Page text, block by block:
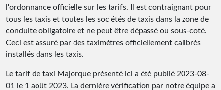
l'ordonnance officielle sur les tarifs. Il est contraignant pour
tous les taxis et toutes les sociétés de taxis dans la zone de
conduite obligatoire et ne peut être dépassé ou sous-coté.
Ceci est assuré par des taximètres officiellement calibrés
installés dans les taxis.
Le tarif de taxi Majorque présenté ici a été publié 2023-08-
01
le 1 août 2023. La dernière vérification par notre équipe a